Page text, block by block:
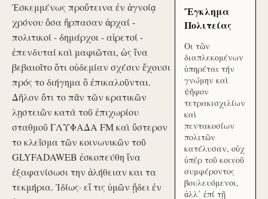
Ἐσκεμμένως προὔτεινα ἐν ἀγνοίᾳ
χρόνου ὅσα ἥρπασαν ἀρχαί -
πολιτικοί - δημάρχοι - αἱρετοί -
ἐπενδυταί καὶ μαφιῶται, ὡς ἵνα
βεβαιοῖτο ὅτι οὐδεμίαν σχέσιν ἔχουσι
πρός το διήγημα ὃ ἐπικαλοῦνται.
Δῆλον ὅτι το πᾶν τῶν κρατικῶν
λῃστειῶν κατὰ τοῦ ἐπιχωρίου
σταθμοῦ ΓΛΥΦΑΔΑ FM καὶ ὕστερον
το κλεῖσμα τῶν κοινωνικῶν τοῦ
GLYFADAWEB ἐσκοπεύθη ἵνα
ἐξαφανίσωσι την ἀλήθειαν και τα
τεκμήρια. Ἰδίως· εἴ τις ὑμῶν ᾔδει ἐν
Ἔγκλημα
Πολιτείας
Οι τῶν
διαπλεκομένων
ὑπηρέται τήν
γνώμην καὶ
ψῆφον
τετρακισχιλίων
καὶ
πεντακοσίων
πολιτῶν
κατέλυσαν, οὐχ
ὑπέρ τοῦ κοινοῦ
συμφέροντος
βουλευόμενοι,
ἀλλ᾽ ἐπί τῇ